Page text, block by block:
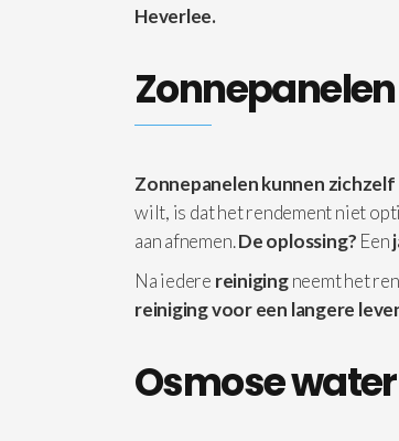
Heverlee.
Zonnepanelen kunnen
wilt, is dat het rendement niet
aan afnemen.De oplossing? Een
Na iedere reinigingneemt het
reiniging voor een langere
Osmose water